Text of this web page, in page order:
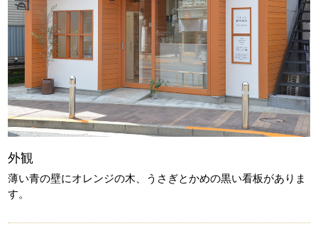
外観
薄い青の壁にオレンジの木、うさぎとかめの黒い看板がありま
す。